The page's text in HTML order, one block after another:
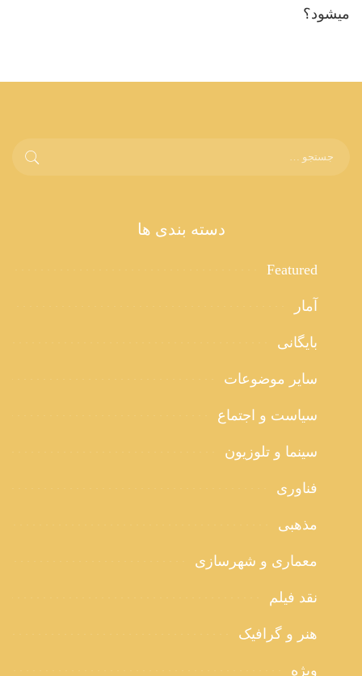
میشود؟
دسته بندی ها
Featured
آمار
بایگانی
سایر موضوعات
سیاست و اجتماع
سینما و تلوزیون
فناوری
مذهبی
معماری و شهرسازی
نقد فیلم
هنر و گرافیک
ویژه